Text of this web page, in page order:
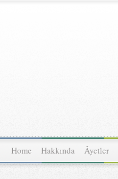
Home Hakkında Âyetler